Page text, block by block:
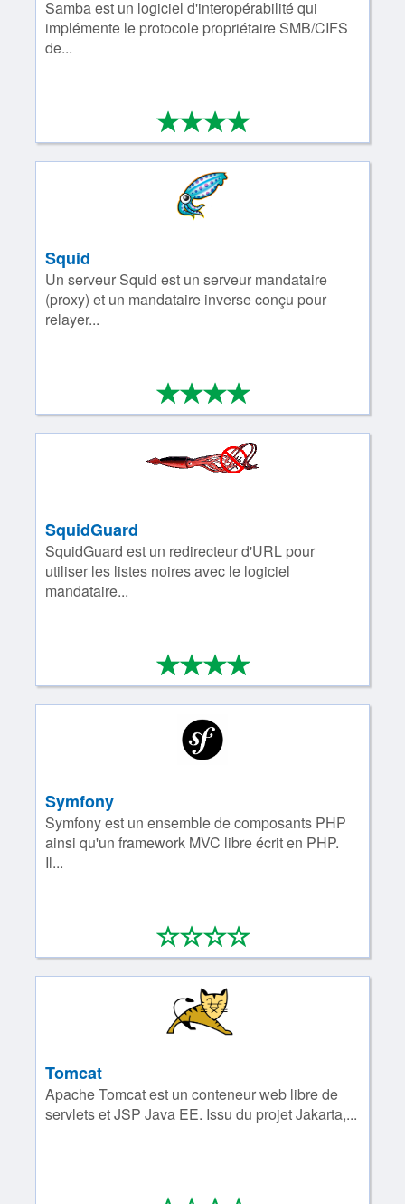
Samba est un logiciel d'interopérabilité qui
implémente le protocole propriétaire SMB/CIFS
de...
****
4/4
Squid
Un serveur Squid est un serveur mandataire
(proxy) et un mandataire inverse conçu pour
relayer...
****
4/4
SquidGuard
SquidGuard est un redirecteur d'URL pour
utiliser les listes noires avec le logiciel
mandataire...
****
4/4
Symfony
Symfony est un ensemble de composants PHP
ainsi qu'un framework MVC libre écrit en PHP.
Il...
****
0/4
Tomcat
Apache Tomcat est un conteneur web libre de
servlets et JSP Java EE. Issu du projet Jakarta,...